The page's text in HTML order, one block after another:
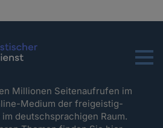
Menu
Millionen Seitenaufrufen im
Medium der freigeistig-
deutschsprachigen Raum.